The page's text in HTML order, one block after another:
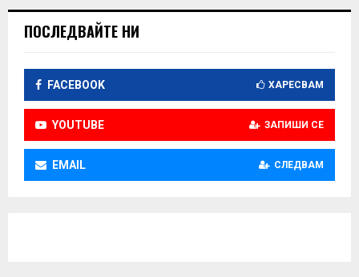
ПОСЛЕДВАЙТЕ НИ
FACEBOOK ХАРЕСВАМ
YOUTUBE ЗАПИШИ СЕ
EMAIL СЛЕДВАМ